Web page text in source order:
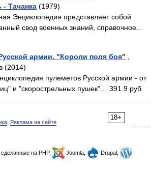
- Тачанка (1979)
Энциклопедия представляет собой
свод военных знаний, справочное…
армии. "Короли поля боя"
(2014)
пулеметов Русской армии - от
и "скорострельных пушек"… 391.9 руб
18+
Реклама на сайте
, сделанные на PHP, Joomla,
Drupal,